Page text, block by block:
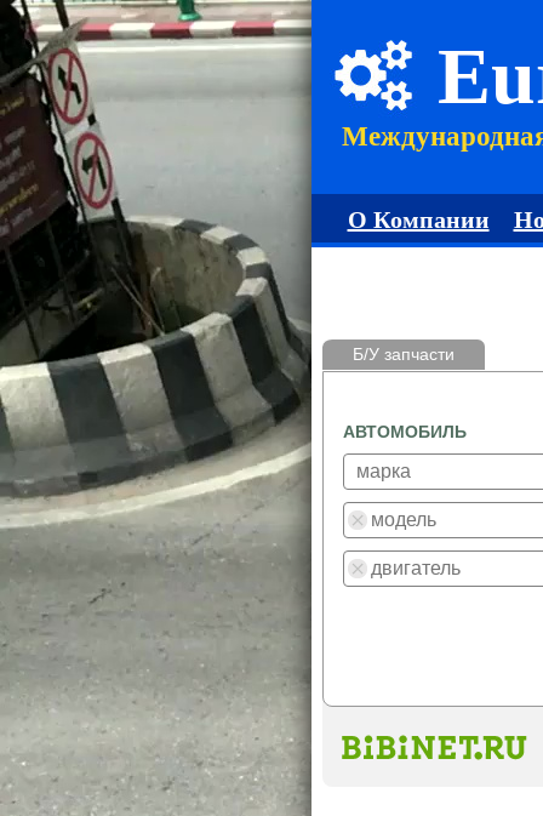
О Компании
Б/У запчасти
АВТОМОБИЛЬ